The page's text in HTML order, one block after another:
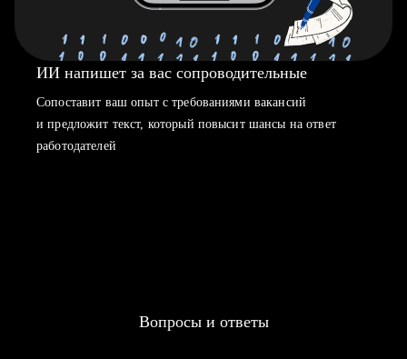
ИИ напишет за вас сопроводительные
Сопоставит ваш опыт с требованиями вакансий
и предложит текст, который повысит шансы на ответ
работодателей
Вопросы и ответы